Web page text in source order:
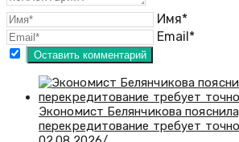
Имя*
Email*
Экономист Белянчикова
перекредитование требует